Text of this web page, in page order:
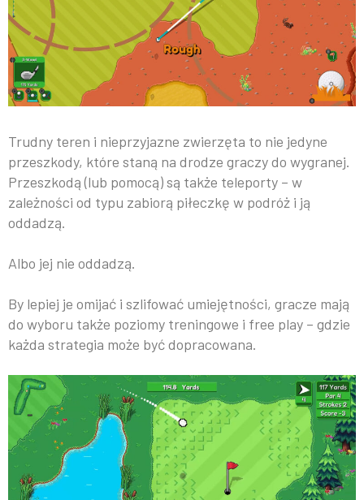
Trudny teren i nieprzyjazne zwierzęta to nie jedyne
przeszkody, które staną na drodze graczy do wygranej.
Przeszkodą (lub pomocą) są także teleporty – w
zależności od typu zabiorą piłeczkę w podróż i ją
oddadzą.
Albo jej nie oddadzą.
By lepiej je omijać i szlifować umiejętności, gracze mają
do wyboru także poziomy treningowe i free play – gdzie
każda strategia może być dopracowana.